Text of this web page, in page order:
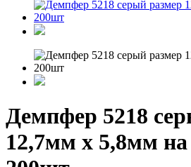
Демпфер 5218
12,7мм х 5,8мм на